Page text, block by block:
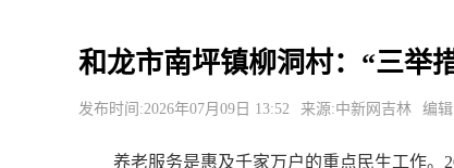
和龙市南坪镇柳洞村：“三举
发布时间:2026年07月09日 13:52 来源:中新网吉林 编
养老服务是惠及千家万户的重点民生工作。